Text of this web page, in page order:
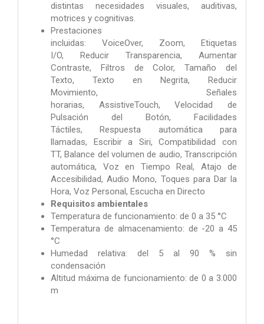
distintas necesidades visuales, auditivas,
motrices y cognitivas.
Prestaciones
incluidas: VoiceOver, Zoom, Etiquetas
I/O, Reducir Transparencia, Aumentar
Contraste, Filtros de Color, Tamaño del
Texto, Texto en Negrita, Reducir
Movimiento, Señales
horarias, AssistiveTouch, Velocidad de
Pulsación del Botón, Facilidades
Táctiles, Respuesta automática para
llamadas, Escribir a Siri, Compatibilidad con
TT, Balance del volumen de audio, Transcripción
automática, Voz en Tiempo Real, Atajo de
Accesibilidad, Audio Mono, Toques para Dar la
Hora, Voz Personal, Escucha en Directo
Requisitos ambientales
Temperatura de funcionamiento: de 0 a 35 °C
Temperatura de almacenamiento: de -20 a 45
°C
Humedad relativa: del 5 al 90 % sin
condensación
Altitud máxima de funcionamiento: de 0 a 3.000
m